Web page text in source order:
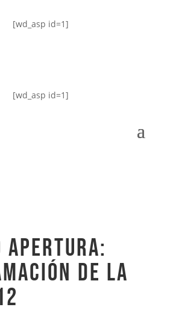
[wd_asp id=1]
[wd_asp id=1]
APERTURA:
DE LA